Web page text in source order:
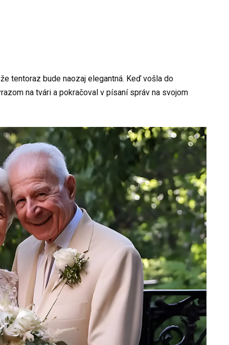
tentoraz bude naozaj elegantná. Keď vošla do
na tvári a pokračoval v písaní správ na svojom